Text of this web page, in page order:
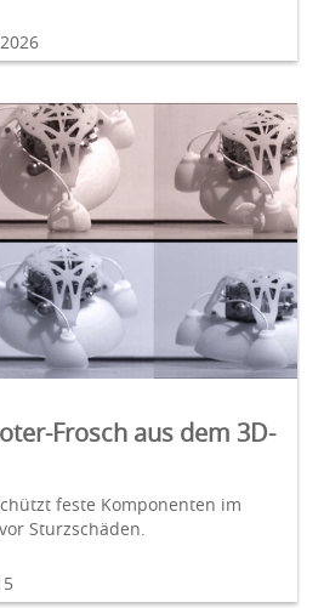
Frosch aus dem 3D-
feste Komponenten im
Sturzschäden.